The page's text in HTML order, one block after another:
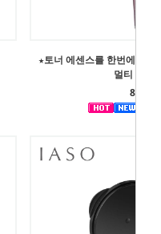
★토너 에센스를 한번에! 로즈
멀티 에센
85,000